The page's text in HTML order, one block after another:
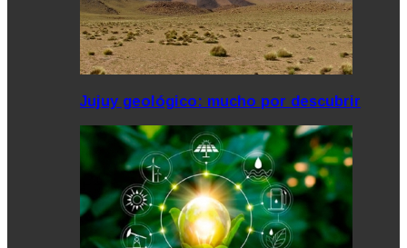
Jujuy geológico: mucho por descubrir